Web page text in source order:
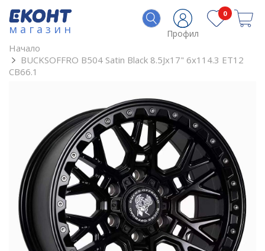
магазин Профил
0
Начало
BUCKSOFFRO B504 Satin Black 8.5Jx17" 6x114.3 ET12
CB66.1